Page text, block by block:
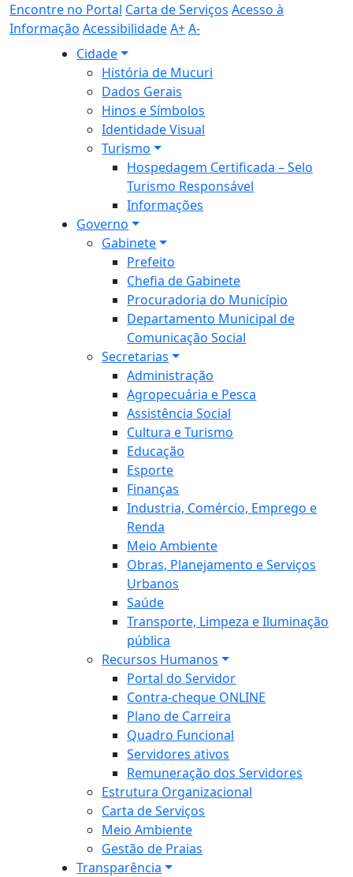
Encontre no Portal Carta de Serviços Acesso à
Informação AcessibilidadeA+A-
Cidade
História de Mucuri
Dados Gerais
Hinos e Símbolos
Identidade Visual
Turismo
Hospedagem Certificada – Selo
Turismo Responsável
Informações
Governo
Gabinete
Prefeito
Chefia de Gabinete
Procuradoria do Município
Departamento Municipal de
Comunicação Social
Secretarias
Administração
Agropecuária e Pesca
Assistência Social
Cultura e Turismo
Educação
Esporte
Finanças
Industria, Comércio, Emprego e
Renda
Meio Ambiente
Obras, Planejamento e Serviços
Urbanos
Saúde
Transporte, Limpeza e Iluminação
pública
Recursos Humanos
Portal do Servidor
Contra-cheque ONLINE
Plano de Carreira
Quadro Funcional
Servidores ativos
Remuneração dos Servidores
Estrutura Organizacional
Carta de Serviços
Meio Ambiente
Gestão de Praias
Transparência